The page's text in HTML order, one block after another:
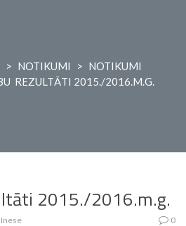
> NOTIKUMI > NOTIKUMI
REZULTĀTI 2015./2016.M.G.
2015./2016.m.g.
Inese 0